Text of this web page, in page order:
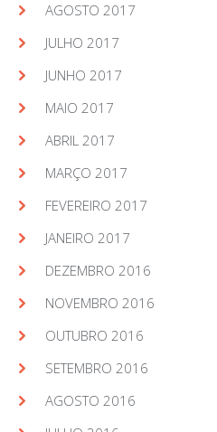
AGOSTO 2017
JULHO 2017
JUNHO 2017
MAIO 2017
ABRIL 2017
MARÇO 2017
FEVEREIRO 2017
JANEIRO 2017
DEZEMBRO 2016
NOVEMBRO 2016
OUTUBRO 2016
SETEMBRO 2016
AGOSTO 2016